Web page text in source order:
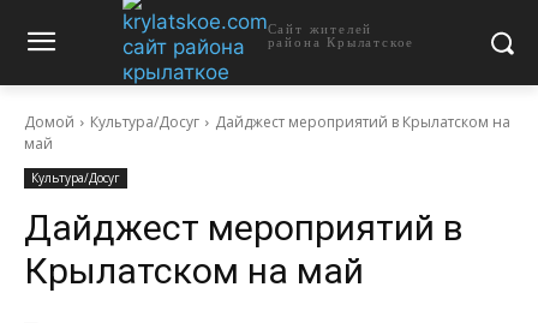
Сайт жителей
района Крылатское
Домой Культура/Досуг
Дайджест мероприятий в Крылатском на
май
Культура/Досуг
Дайджест мероприятий в
Крылатском на май